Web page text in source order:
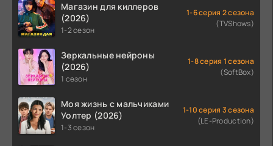
Магазин для киллеров
(2026)
1-2 сезон
1-6 серия 2 сезона
(TVShows)
Зеркальные нейроны
(2026)
1 сезон
1-8 серия 1 сезона
(SoftBox)
Моя жизнь с мальчиками
Уолтер (2026)
1-3 сезон
1-10 серия 3 сезона
(LE-Production)